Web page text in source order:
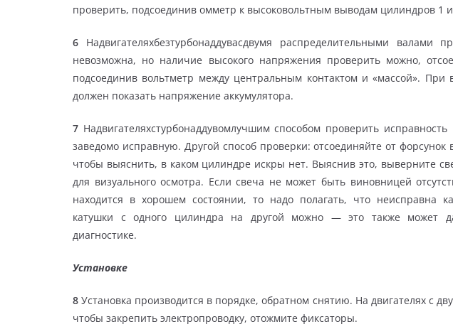
проверить, подсоединив омметр к высоковольтным выводам цилиндров 1
6 Надвигателяхбезтурбонаддувасдвумя распределительными валами
невозможна, но наличие высокого напряжения проверить можно,
подсоединив вольтметр между центральным контактом и «массой». При
должен показать напряжение аккумулятора.
7 Надвигателяхстурбонаддувомлучшим способом проверить
заведомо исправную. Другой способ проверки: отсоединяйте от
чтобы выяснить, в каком цилиндре искры нет. Выяснив это, выверните
для визуального осмотра. Если свеча не может быть виновницей
находится в хорошем состоянии, то надо полагать, что неисправна
катушки с одного цилиндра на другой можно — это также может
диагностике.
Установке
8 Установка производится в порядке, обратном снятию. На двигателях с
чтобы закрепить электропроводку, отожмите фиксаторы.